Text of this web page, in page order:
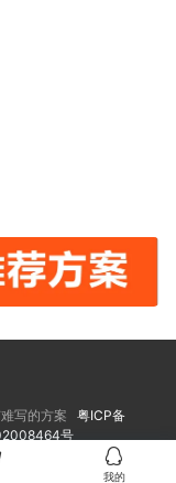
写的方案 粤ICP备
号
我的